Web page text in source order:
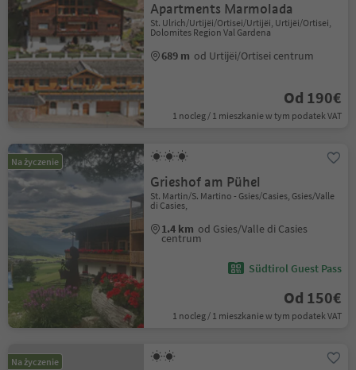
Apartments Marmolada
St. Ulrich/Urtijëi/Ortisei/Urtijëi, Urtijëi/Ortisei,
Dolomites Region Val Gardena
689 m od Urtijëi/Ortisei centrum
Od 190€
1 nocleg / 1 mieszkanie w tym podatek VAT
Na życzenie
Grieshof am Pühel
St. Martin/S. Martino - Gsies/Casies, Gsies/Valle
di Casies,
1.4 km od Gsies/Valle di Casies
centrum
Südtirol Guest Pass
Od 150€
1 nocleg / 1 mieszkanie w tym podatek VAT
Na życzenie